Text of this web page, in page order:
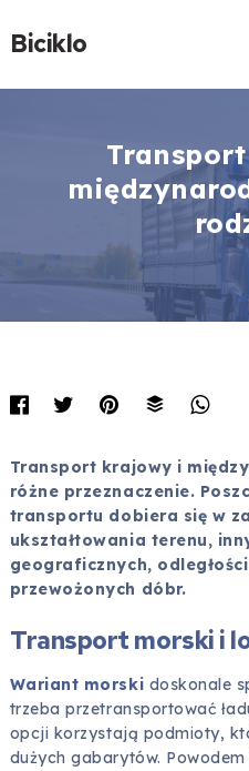
Biciklo
Transport krajowy i
różne przeznaczenie.
transportu dobiera się w
ukształtowania terenu,
geograficznych,
przewożonych dóbr.
Transport morski i
Wariant morski doskonale
trzeba przetransportować
opcji korzystają podmioty,
dużych gabarytów.